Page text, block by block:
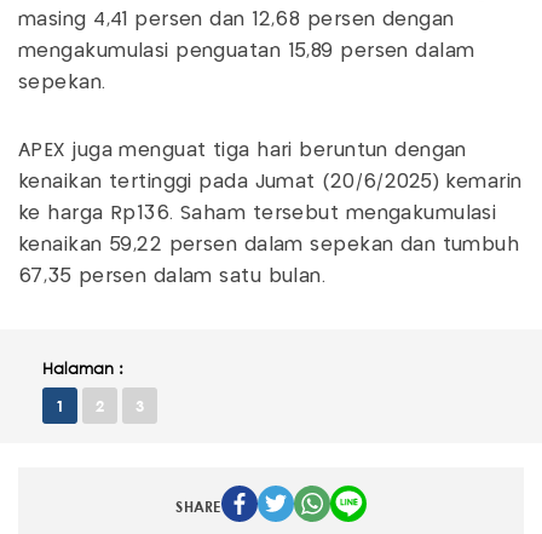
masing 4,41 persen dan 12,68 persen dengan
mengakumulasi penguatan 15,89 persen dalam
sepekan.
APEX juga menguat tiga hari beruntun dengan
kenaikan tertinggi pada Jumat (20/6/2025) kemarin
ke harga Rp136. Saham tersebut mengakumulasi
kenaikan 59,22 persen dalam sepekan dan tumbuh
67,35 persen dalam satu bulan.
Halaman :
1 2 3
SHARE